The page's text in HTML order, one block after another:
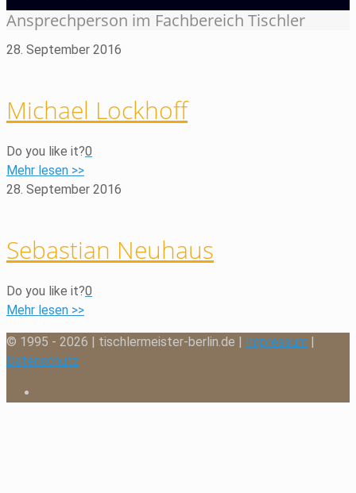
Ansprechperson im Fachbereich Tischler
28. September 2016
Michael Lockhoff
Do you like it?0
Mehr lesen >>
28. September 2016
Sebastian Neuhaus
Do you like it?0
Mehr lesen >>
© 1995 - 2026 | tischlermeister-berlin.de | Impressum |
Datenschutz